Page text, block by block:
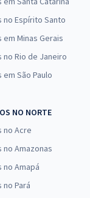
no Espírito Santo
em Minas Gerais
no Rio de Janeiro
São Paulo
NO NORTE
no Acre
no Amazonas
no Amapá
no Pará